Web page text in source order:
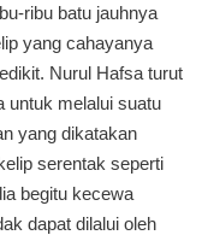
ribu batu jauhnya
yang cahayanya
Nurul Hafsa turut
untuk melalui suatu
yang dikatakan
serentak seperti
begitu kecewa
dapat dilalui oleh